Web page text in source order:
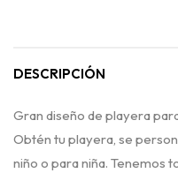
DESCRIPCIÓN
Gran diseño de playera
Obtén tu playera, se
niño o para niña. Tenemos